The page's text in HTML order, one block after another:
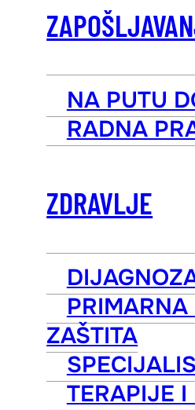
NA PUTU
RADNA
ZDRAVLJE
ZAŠTITA
TERAPIJE I